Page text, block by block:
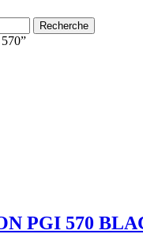
Recherche
PGI 570